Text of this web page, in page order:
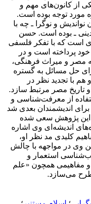
از کانون‌های مهم و
مورد توجه بوده است.
و نوگرا ـ چه با
ـ بوده است. حسن
است که با تفکر فلسفی
پرداخته است و در
مصر و میراث فرهنگی،
حل مسائل به گستره
هم با تجدید نظر در
تاریخ مصر مرتبط سازد.
از معرفت‌شناسی و
اندیشمندان بعدی شد
در این پژوهش سعی شده
اندیشه‌ای وی اشاره
کلیدی مد نظر او،
وی در مواجهه با چالش
استعمار و
مفاهیمی همچون «علم
می‌سازد.